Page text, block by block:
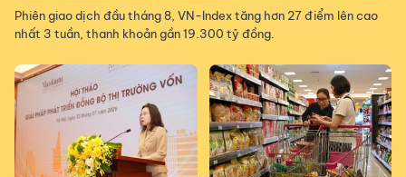
Phiên giao dịch đầu tháng 8, VN-Index tăng hơn 27 điểm lên cao
nhất 3 tuần, thanh khoản gần 19.300 tỷ đồng.